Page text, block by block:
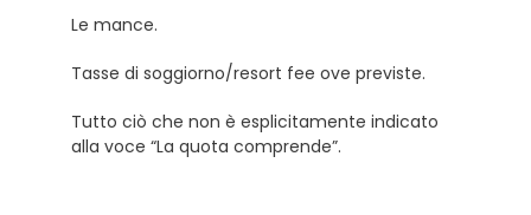
Le mance.
Tasse di soggiorno/resort fee ove previste.
Tutto ciò che non è esplicitamente indicato
alla voce “La quota comprende”.